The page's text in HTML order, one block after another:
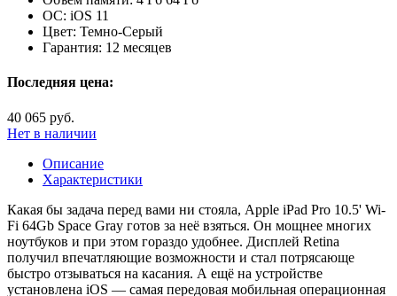
ОС: iOS 11
Цвет: Темно-Серый
Гарантия: 12 месяцев
Последняя цена:
40 065 руб.
Нет в наличии
Описание
Характеристики
Какая бы задача перед вами ни стояла, Apple iPad Pro 10.5' Wi-
Fi 64Gb Space Gray готов за неё взяться. Он мощнее многих
ноутбуков и при этом гораздо удобнее. Дисплей Retina
получил впечатляющие возможности и стал потрясающе
быстро отзываться на касания. А ещё на устройстве
установлена iOS — самая передовая мобильная операционная